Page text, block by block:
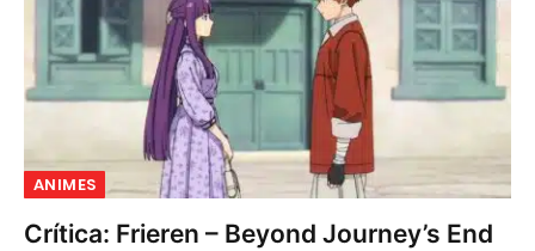
ANIMES
Crítica: Frieren – Beyond Journey’s End